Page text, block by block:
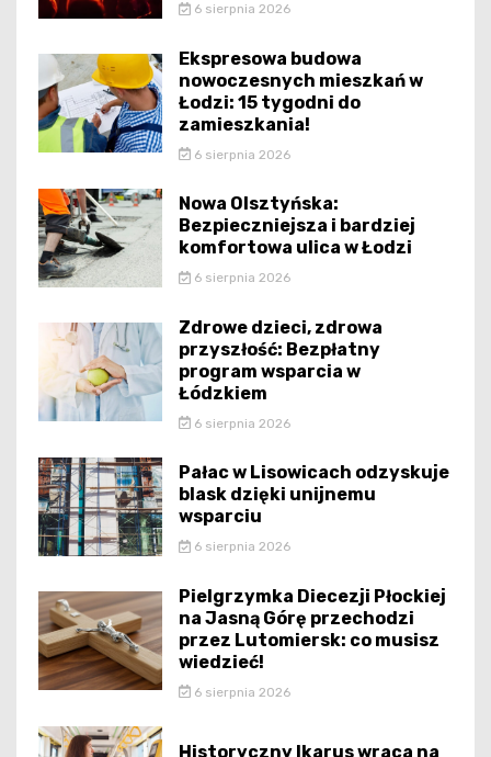
6 sierpnia 2026
Ekspresowa budowa
nowoczesnych mieszkań w
Łodzi: 15 tygodni do
zamieszkania!
6 sierpnia 2026
Nowa Olsztyńska:
Bezpieczniejsza i bardziej
komfortowa ulica w Łodzi
6 sierpnia 2026
Zdrowe dzieci, zdrowa
przyszłość: Bezpłatny
program wsparcia w
Łódzkiem
6 sierpnia 2026
Pałac w Lisowicach odzyskuje
blask dzięki unijnemu
wsparciu
6 sierpnia 2026
Pielgrzymka Diecezji Płockiej
na Jasną Górę przechodzi
przez Lutomiersk: co musisz
wiedzieć!
6 sierpnia 2026
Historyczny Ikarus wraca na